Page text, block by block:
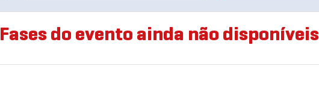
Fases do evento ainda não disponíveis